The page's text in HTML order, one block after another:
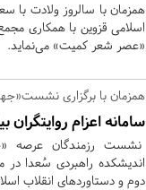
همزمان با سالروز ولادت با
اسلامی قزوین با همکاری
«عصر شعر کمیت» می‌نماید.
همزمان با برگزاری
سامانه اعزام
نشست رزمندگان عرصه
اندیشکده راهبردی سُعدا در
دوم و دستاوردهای انقلاب